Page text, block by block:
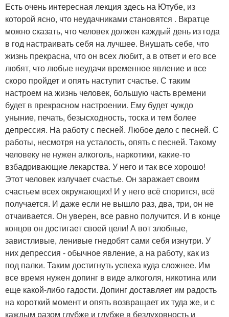
Есть очень интересная лекция здесь на Ютубе, из
которой ясно, что неудачниками становятся . Вкратце
можно сказать, что человек должен каждый день из года
в год настраивать себя на лучшее. Внушать себе, что
жизнь прекрасна, что он всех любит, а в ответ и его все
любят, что любые неудачи временное явление и все
скоро пройдет и опять наступит счастье. С таким
настроем на жизнь человек, большую часть времени
будет в прекрасном настроении. Ему будет чуждо
уныние, печать, безысходность, тоска и тем более
депрессия. На работу с песней. Любое дело с песней. С
работы, несмотря на усталость, опять с песней. Такому
человеку не нужен алкоголь, наркотики, какие-то
взбадривающие лекарства. У него и так все хорошо!
Этот человек излучает счастье. Он заражает своим
счастьем всех окружающих! И у него всё спорится, всё
получается. И даже если не вышло раз, два, три, он не
отчаивается. Он уверен, все равно получится. И в конце
концов он достигает своей цели! А вот злобные,
завистливые, ленивые гнедобят сами себя изнутри. У
них депрессия - обычное явление, а на работу, как из
под палки. Таким достигнуть успеха куда сложнее. Им
все время нужен допинг в виде алкоголя, никотина или
еще какой-либо гадости. Допинг доставляет им радость
на короткий момент и опять возвращает их туда же, и с
каждым разом глубже и глубже в бездуховность и